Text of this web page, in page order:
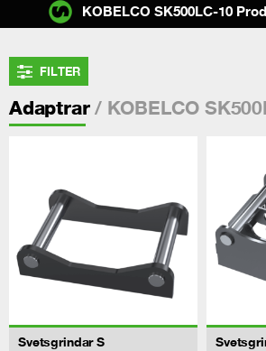
FILTER
Adaptrar/ KOBELCO
Svetsgrindar S
KOBELCO SK500LC-10